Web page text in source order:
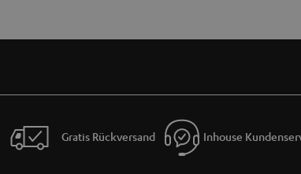
die wasserfest sind?
mit Radio die Frequenzen überschneiden?
Eine Überschneidung oder Interferenz mit den verwendeten
Gratis Rückversand Inhouse